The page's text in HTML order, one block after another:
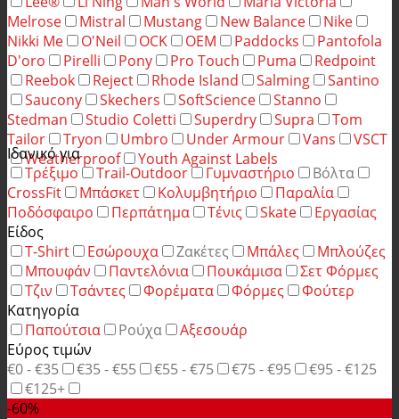
Melrose
Mistral Mustang New Balance
Nike
Nikki Me
O'Neil OCK OEM Paddocks
Pantofola
D'oro
Pirelli Pony Pro Touch Puma
Redpoint
Reebok
Reject Rhode Island Salming
Santino
Saucony
Skechers SoftScience
Stanno
Stedman
Studio Coletti Superdry Supra
Tom
Tailor
Tryon Umbro Under Armour Vans
VSCT
Weatherproof
Youth Against Labels
Ιδανικό για
Τρέξιμο
Trail-Outdoor Γυμναστήριο
Βόλτα
CrossFit
Μπάσκετ Κολυμβητήριο
Παραλία
Ποδόσφαιρο
Περπάτημα Τένις Skate
Εργασίας
Είδος
T-Shirt
Εσώρουχα Ζακέτες Μπάλες
Μπλούζες
Μπουφάν
Παντελόνια Πουκάμισα
Σετ Φόρμες
Τζιν
Τσάντες Φορέματα Φόρμες
Φούτερ
Κατηγορία
Παπούτσια
Ρούχα
Αξεσουάρ
Εύρος τιμών
€0 - €35
€35 - €55 €55 - €75 €75 - €95
€95 - €125
€125+
-60%